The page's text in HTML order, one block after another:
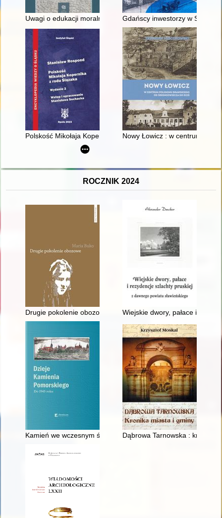
Uwagi o edukacji moralnej synów szlacheckich w XVI-
Gdańscy inwestorzy w
Polskość Mikołaja Kopernika z rodu ŚlązakaNowy Łowicz : w centrum
ROCZNIK 2024
Drugie pokolenie obozowe : pamięć i doświadczenie
Wiejskie dwory, pałace i
Kamień we wczesnym średniowieczuDąbrowa Tarnowska : kronika